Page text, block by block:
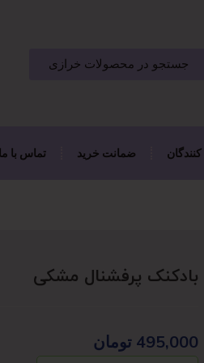
جستجو در محصولات خرازی
کنندگان ضمانت خرید تماس با ما
بادکنک پرفشنال مشکی
495,000 تومان